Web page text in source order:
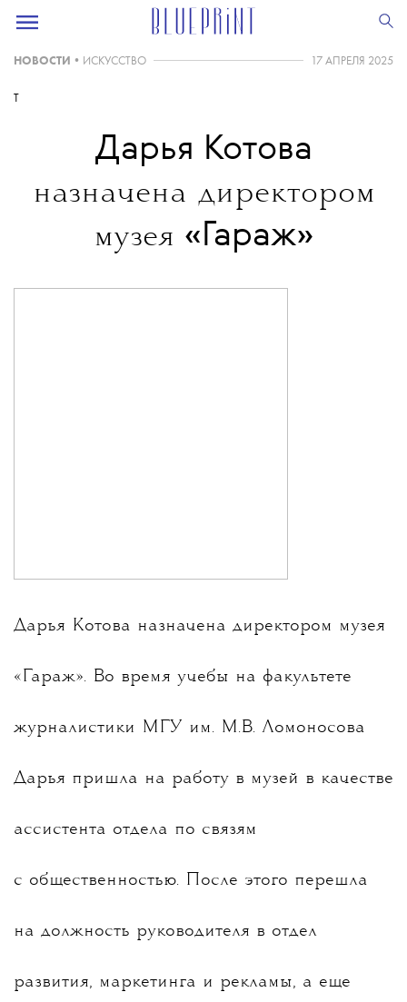
НОВОСТИ • ИСКУССТВО 17 АПРЕЛЯ 2025
T
Дарья Котова
назначена директором
музея «Гараж»
Дарья Котова назначена директором музея
«Гараж». Во время учебы на факультете
журналистики МГУ им. М.В. Ломоносова
Дарья пришла на работу в музей в качестве
ассистента отдела по связям
с общественностью. После этого перешла
на должность руководителя в отдел
развития, маркетинга и рекламы, а еще